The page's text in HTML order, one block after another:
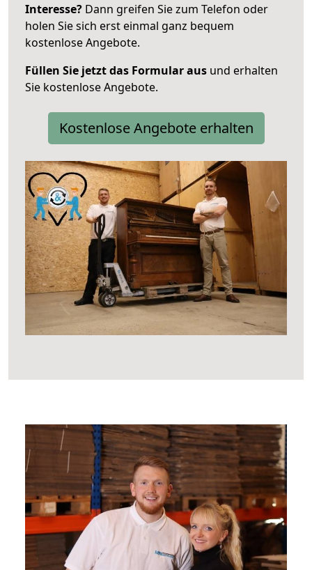
Interesse? Dann greifen Sie zum Telefon oder
holen Sie sich erst einmal ganz bequem
kostenlose Angebote.
Füllen Sie jetzt das Formular aus und erhalten
Sie kostenlose Angebote.
Kostenlose Angebote erhalten